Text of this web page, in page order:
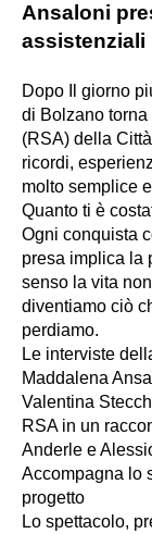
Ansaloni
assistenziali
Dopo Il giorno
di Bolzano
(RSA) della
ricordi,
molto semplice
Quanto ti è
Ogni conquista
presa implica la
senso la vita
diventiamo ciò
perdiamo.
Le interviste
Maddalena
Valentina
RSA in un
Anderle e
Accompagna lo
progetto
Lo spettacolo,